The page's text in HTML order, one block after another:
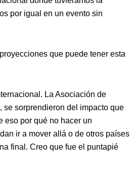
por igual en un evento sin
que puede tener esta
La Asociación de
sorprendieron del impacto que
eso por qué no hacer un
ir a mover allá o de otros países
final. Creo que fue el puntapié